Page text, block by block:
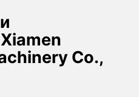
Co.,